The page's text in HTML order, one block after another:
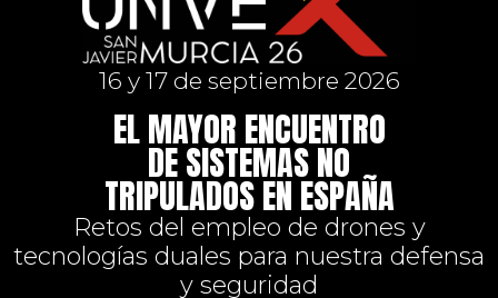
16 y 17 de septiembre 2026
EL MAYOR ENCUENTRO
DE SISTEMAS NO
TRIPULADOS EN ESPAÑA
Retos del empleo de drones y
tecnologías duales para nuestra defensa
y seguridad